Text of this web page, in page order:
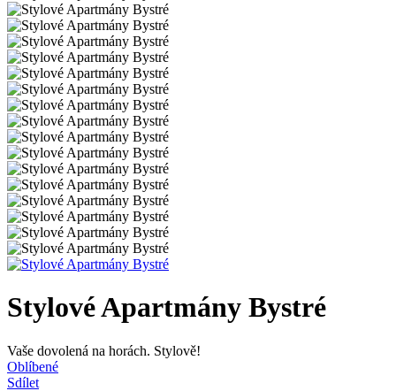
Stylové Apartmány Bystré
Vaše dovolená na horách. Stylově!
Oblíbené
Sdílet